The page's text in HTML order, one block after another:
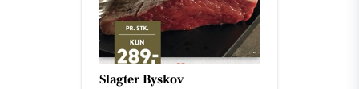
home Skanderborg